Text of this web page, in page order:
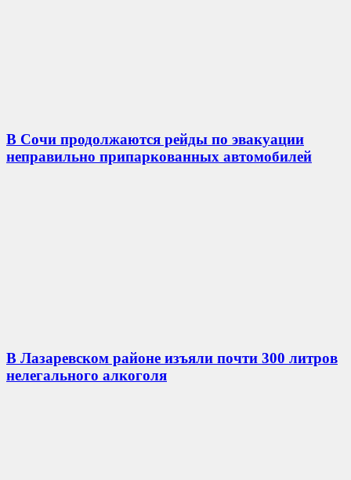
В Сочи продолжаются рейды по эвакуации
неправильно припаркованных автомобилей
В Лазаревском районе изъяли почти 300 литров
нелегального алкоголя